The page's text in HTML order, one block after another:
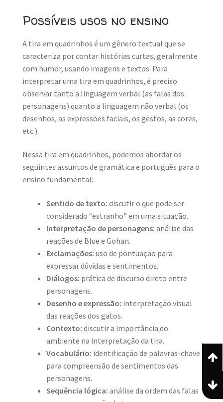
Possíveis usos no ensino
A tira em quadrinhos é um gênero textual que se
caracteriza por contar histórias curtas, geralmente
com humor, usando imagens e textos. Para
interpretar uma tira em quadrinhos, é preciso
observar tanto a linguagem verbal (as falas dos
personagens) quanto a linguagem não verbal (os
desenhos, as expressões faciais, os gestos, as cores,
etc.).
Nessa tira em quadrinhos, podemos abordar os
seguintes assuntos de gramática e português para o
ensino fundamental:
Sentido de texto: discutir o que pode ser
considerado “estranho” em uma situação.
Interpretação de personagens: análise das
reações de Blue e Gohan.
Exclamações: uso de pontuação para
expressar dúvidas e sentimentos.
Diálogos: prática de discurso direto entre
personagens.
Desenho e expressão: interpretação visual
das reações dos gatos.
Contexto: discutir a importância do
ambiente na interpretação da tira.
Vocabulário: identificação de palavras-chave
para compreensão de sentimentos das
personagens.
Sequência lógica: análise da ordem das falas